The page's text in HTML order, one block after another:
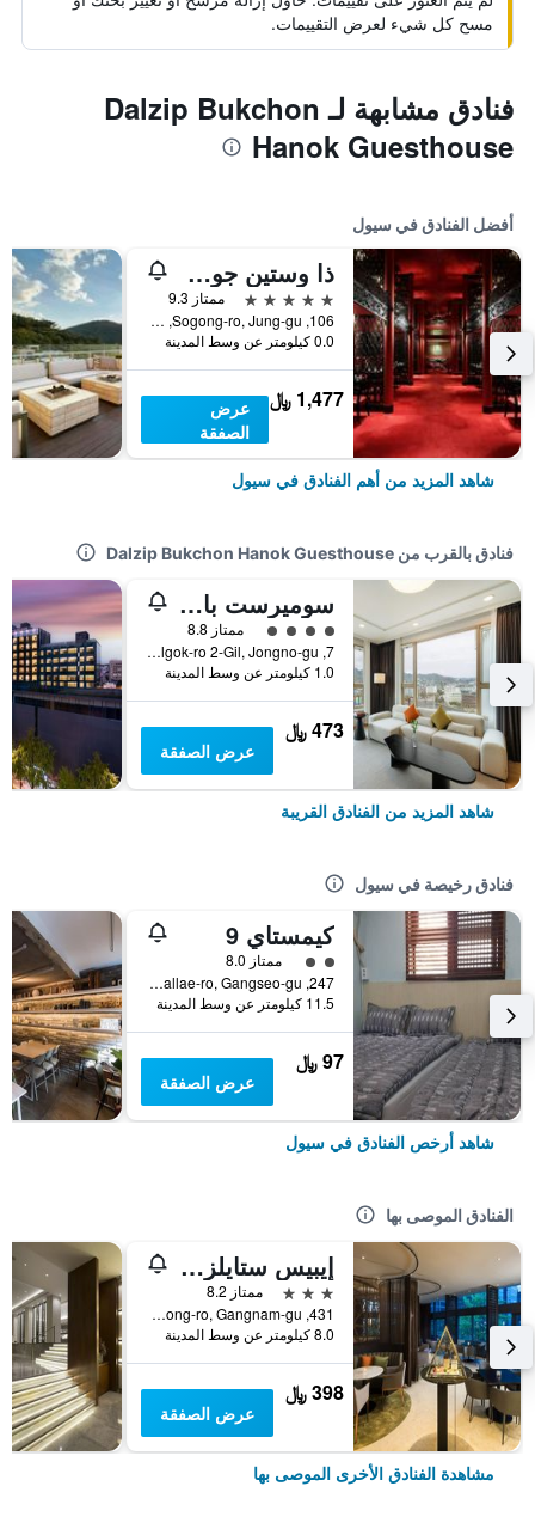
مسح كل شيء لعرض التقييمات.
فنادق مشابهة لـ Dalzip Bukchon
Hanok Guesthouse
أفضل الفنادق في سيول
ذا وستين جوسون سول
5 نجوم
ممتاز 9.3
106, Sogong-ro, Jung-gu, سيول, كوريا الجنوبية
0.0 كيلومتر عن وسط المدينة
1,477 ﷼
عرض
الصفقة
شاهد المزيد من أهم الفنادق في سيول
فنادق بالقرب من Dalzip Bukchon Hanok Guesthouse
سوميرست بالاس سيول
تقييم فئة 4
ممتاز 8.8
7, Yulgok-ro 2-Gil, Jongno-gu, سيول, كوريا الجنوبية
1.0 كيلومتر عن وسط المدينة
473 ﷼
عرض الصفقة
شاهد المزيد من الفنادق القريبة
فنادق رخيصة في سيول
كيمستاي 9
تقييم فئة 2
ممتاز 8.0
247, Gomdallae-ro, Gangseo-gu, سيول, كوريا الجنوبية
11.5 كيلومتر عن وسط المدينة
97 ﷼
عرض الصفقة
شاهد أرخص الفنادق في سيول
الفنادق الموصى بها
إيبيس ستايلز أمباسادور سيول غانغنام
3 نجوم
ممتاز 8.2
431, Samseong-ro, Gangnam-gu, سيول, كوريا الجنوبية
8.0 كيلومتر عن وسط المدينة
398 ﷼
عرض الصفقة
مشاهدة الفنادق الأخرى الموصى بها